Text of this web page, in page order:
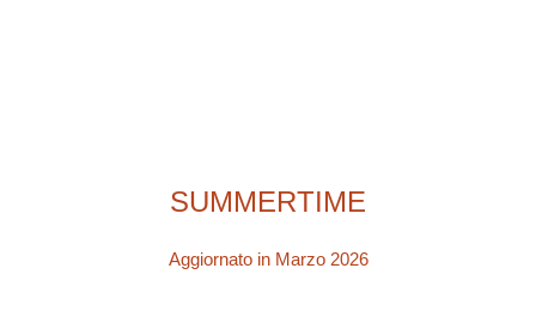
SUMMERTIME
Aggiornato in Marzo 2026